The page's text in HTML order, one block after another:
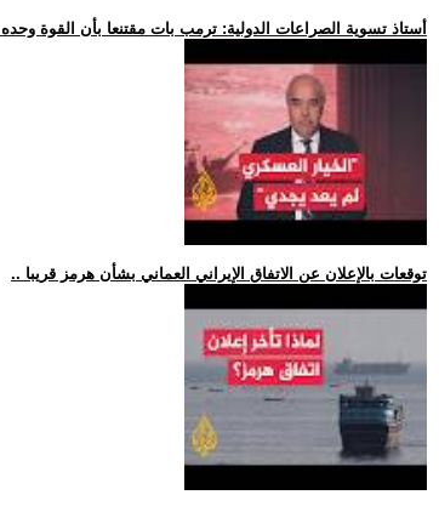
.. أستاذ تسوية الصراعات الدولية: ترمب بات مقتنعا بأن القوة وحده
.. توقعات بالإعلان عن الاتفاق الإيراني العماني بشأن هرمز قريبا